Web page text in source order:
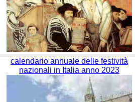
calendario annuale delle festività
nazionali in Italia anno 2023